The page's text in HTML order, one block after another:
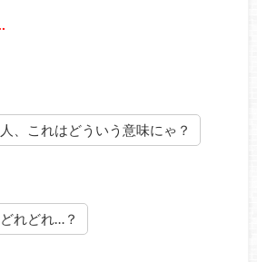
、これはどういう意味にゃ？
れどれ…？